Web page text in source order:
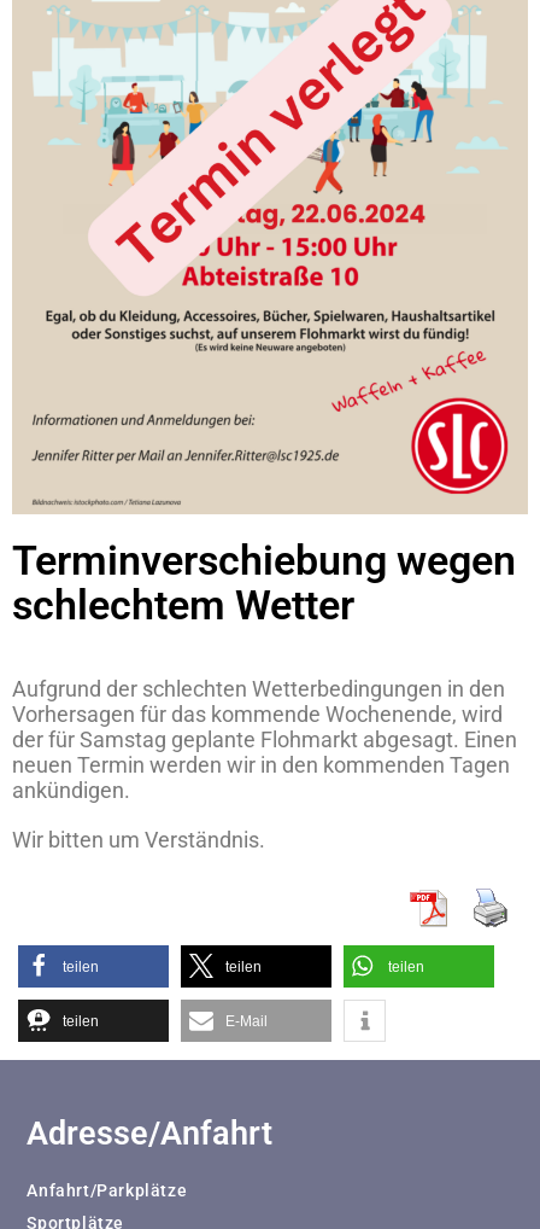
Terminverschiebung wegen
schlechtem Wetter
Aufgrund der schlechten Wetterbedingungen in den
Vorhersagen für das kommende Wochenende, wird
der für Samstag geplante Flohmarkt abgesagt. Einen
neuen Termin werden wir in den kommenden Tagen
ankündigen.
Wir bitten um Verständnis.
teilen teilen teilen
teilen E-Mail
Adresse/Anfahrt
Anfahrt/Parkplätze
Sportplätze